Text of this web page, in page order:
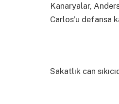
Kanaryalar,
Carlos’u defansa
Sakatlık can